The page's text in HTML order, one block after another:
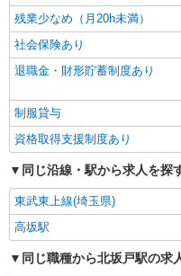
残業少なめ（月20h未満）
社会保険あり
退職金・財形貯蓄制度あり
制服貸与
資格取得支援制度あり
同じ沿線・駅から求人を探
東武東上線(埼玉県)
高坂駅
同じ職種から北坂戸駅の求